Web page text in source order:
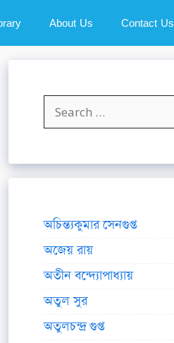
About Us Contact Us
Search
for:
অচিন্ত্যকুমার সেনগুপ্ত
অজেয় রায়
অতীন বন্দ্যোপাধ্যায়
অতুল সুর
অতুলচন্দ্র গুপ্ত